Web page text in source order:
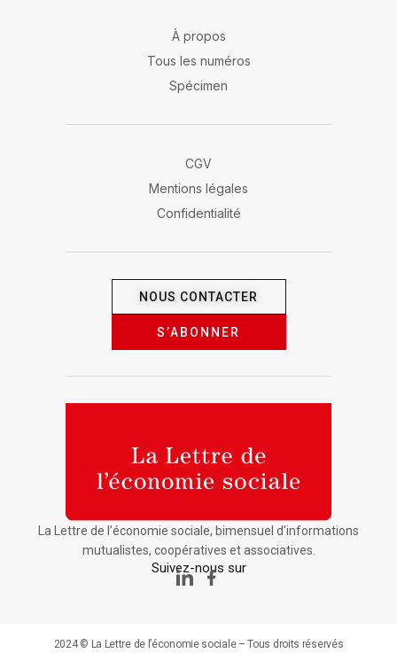
La Lettre de l’économie sociale, bimensuel d’informations
mutualistes, coopératives et associatives.
Suivez-nous sur
À propos
Tous les numéros
Spécimen
CGV
Mentions légales
Confidentialité
NOUS CONTACTER
S’ABONNER
2024 © La Lettre de l’économie sociale – Tous droits réservés